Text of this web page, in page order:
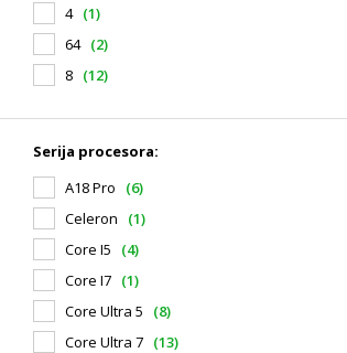
4 (1)
64 (2)
8 (12)
Serija procesora:
A18 Pro
(6)
Celeron
(1)
Core I5
(4)
Core I7 (1)
Core Ultra 5
(8)
Core Ultra 7 (13)